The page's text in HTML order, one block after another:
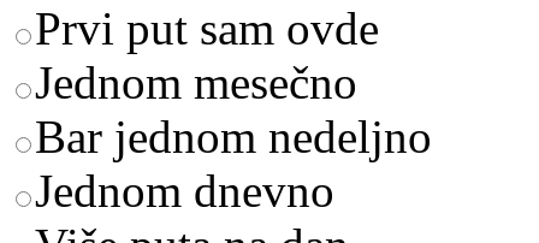
Prvi put sam ovde
Jednom mesečno
Bar jednom nedeljno
Jednom dnevno